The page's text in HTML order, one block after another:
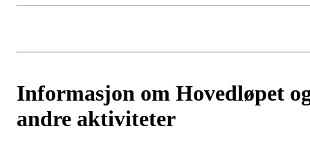
Informasjon om Hovedløpet
andre aktiviteter